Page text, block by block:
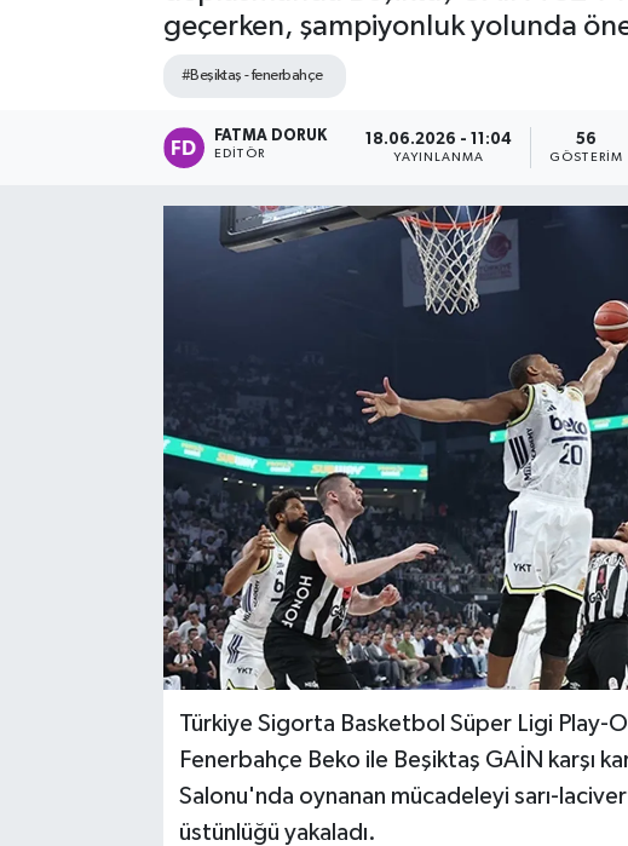
geçerken, şampiyonluk yolunda
#Beşiktaş - fenerbahçe
FATMA DORUK
EDITÖR
18.06.2026 - 11:04
YAYINLANMA
56
GÖSTERIM
Türkiye Sigorta Basketbol Süper Ligi Play-
Fenerbahçe Beko ile Beşiktaş GAİN karşı
Salonu'nda oynanan mücadeleyi sarı-
üstünlüğü yakaladı.